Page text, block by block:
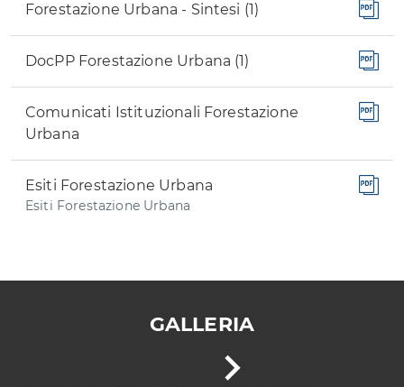
Forestazione Urbana - Sintesi (1)
DocPP Forestazione Urbana (1)
Comunicati Istituzionali Forestazione
Urbana
Esiti Forestazione Urbana
Esiti Forestazione Urbana
GALLERIA
Vai
possibile